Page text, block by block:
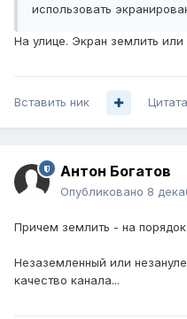
использовать
На улице. Экран землить или
Вставить ник Цитата
Антон Богатов
Опубликовано 8
Причем землить - на
Незаземленный или
качество канала...